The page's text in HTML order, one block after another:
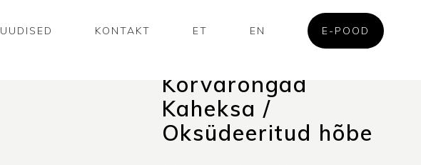
UUDISED KONTAKT ET EN E-POOD
Kõrvarõngad
Kaheksa /
Oksüdeeritud hõbe